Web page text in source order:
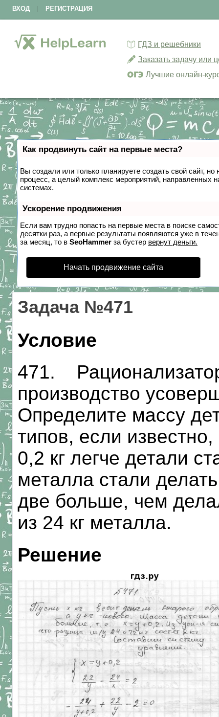
ВХОД РЕГИСТРАЦИЯ
ГДЗ и решебники
Заказать задачу или
Лучшие онлайн-
Как продвинуть сайт на первые места?
Вы создали или только планируете создать свой сайт,
процесс, а целый комплекс мероприятий, направленных
системах.
Ускорение продвижения
Если вам трудно попасть на первые места в поиске
десятки раз, а первые результаты появляются уже в
за месяц, то в SeoHammer за бустер вернут деньги.
Начать продвижение сайта
Задача №471
Условие
471.
производство
Определите массу
типов, если
0,2 кг легче детали
металла стали
две больше, чем
из 24 кг металла.
Решение